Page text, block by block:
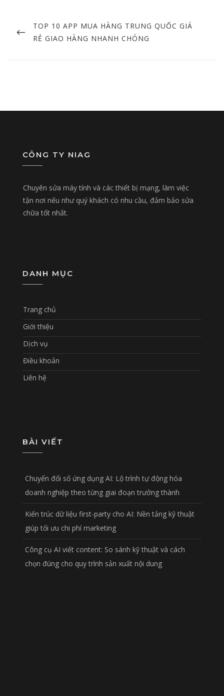
navigation
PREVIOUS
POST
TOP 10 APP MUA HÀNG TRUNG QUỐC GIÁ
RẺ GIAO HÀNG NHANH CHÓNG
CÔNG TY NIAG
Chuyên sửa máy tính và các thiết bị mạng, làm việc
tận nơi nếu như quý khách có nhu cầu, đảm bảo sửa
chữa tốt nhất.
DANH MỤC
Trang chủ
Giới thiệu
Dịch vụ
Điều khoản
Liên hệ
BÀI VIẾT
Chuyển đổi số ứng dụng AI: Lộ trình tự động hóa
doanh nghiệp theo từng giai đoạn trưởng thành
Kiến trúc dữ liệu first-party cho AI: Nền tảng kỹ thuật
giúp tối ưu chi phí marketing
Công cụ AI viết content: So sánh kỹ thuật và cách
chọn đúng cho quy trình sản xuất nội dung